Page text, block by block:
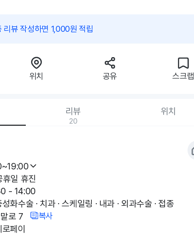
리뷰 작성하면 1,000원 적립
위치 공유 스크랩
리뷰
20
위치
일 휴진
- 14:00
화수술 · 치과 · 스케일링 · 내과 · 외과수술 · 접종
로 7
복사
페이